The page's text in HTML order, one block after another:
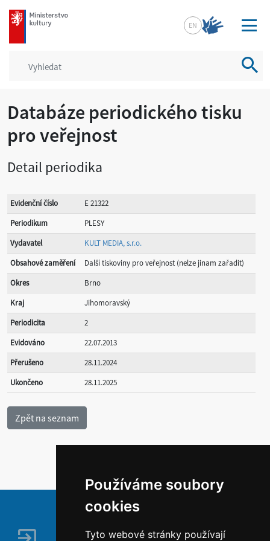
Používáme soubory
cookies
Tyto webové stránky používají
mkcr.cz
EN
Databáze periodického tisku
pro veřejnost
Detail periodika
Evidenční číslo
E 21322
Periodikum
PLESY
Vydavatel
KULT MEDIA, s.r.o.
Obsahové zaměření
Další tiskoviny pro veřejnost (nelze jinam zařadit)
Okres
Brno
Kraj
Jihomoravský
Periodicita
2
Evidováno
22.07.2013
Přerušeno
28.11.2024
Ukončeno
28.11.2025